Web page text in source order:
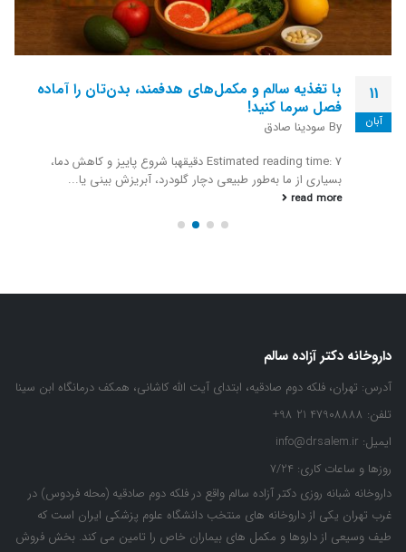
27
تیر
تب دنگی، تب استخوان شکن!
Byسودینا صادق
انسان منتقل می‌شود.
read more
آدرس:
تهران، فلکه دوم صادقیه، ابتدای آیت الله کاشانی، همکف درمانگاه ابن سینا
تلفن:47908888 21 98+
ایمیل: info@drsalem.ir
روزها و ساعات کاری: 7/24
داروخانه شبانه روزی دکتر آزاده سالم واقع در فلکه دوم صادقیه (محله فردوس) در
غرب تهران یکی از داروخانه های منتخب دانشگاه علوم پزشکی ایران است که
طیف وسیعی از داروها و مکمل های بیماران خاص را تامین می کند. بخش فروش
غیرحضوری این مرکز با عنوان داروخانه آنلاین دکتر آزاده سالم در تلاش است تا با